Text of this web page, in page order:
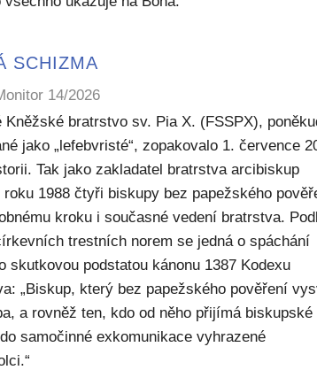
SCHIZMA
14/2026
Kněžské bratrstvo sv. Pia X. (FSSPX),
jako „lefebvristé“, zopakovalo 1. července
Tak jako zakladatel bratrstva arcibiskup
1988 čtyři biskupy bez papežského
kroku i současné vedení bratrstva.
trestních norem se jedná o spáchání
skutkovou podstatou kánonu 1387 Kodexu
„Biskup, který bez papežského pověření
a rovněž ten, kdo od něho přijímá biskupské
samočinné exkomunikace vyhrazené